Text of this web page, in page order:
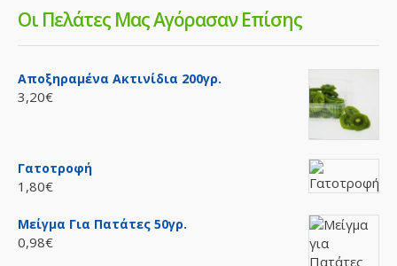
Οι Πελάτες Μας Αγόρασαν Επίσης
Αποξηραμένα Ακτινίδια 200γρ.
3,20€
Γατοτροφή
1,80€
Μείγμα Για Πατάτες 50γρ.
0,98€